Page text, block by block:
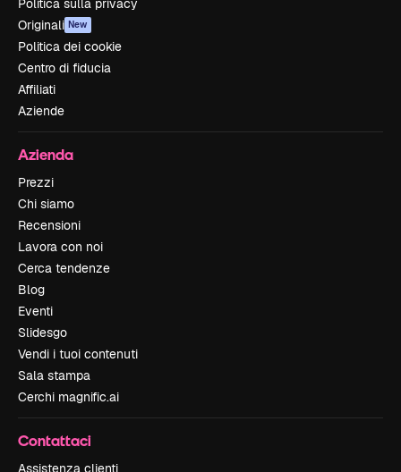
Politica sulla privacy
Originali New
Politica dei cookie
Centro di fiducia
Affiliati
Aziende
Azienda
Prezzi
Chi siamo
Recensioni
Lavora con noi
Cerca tendenze
Blog
Eventi
Slidesgo
Vendi i tuoi contenuti
Sala stampa
Cerchi magnific.ai
Contattaci
Assistenza clienti